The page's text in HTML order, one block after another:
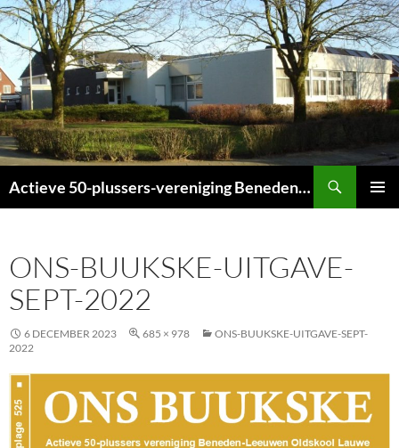
Ga
naar
de
inhoud
Actieve 50-plussers-vereniging Beneden-Leeuwen
ONS-BUUKSKE-UITGAVE-
SEPT-2022
6 DECEMBER 2023 685 × 978
ONS-BUUKSKE-UITGAVE-SEPT-
2022